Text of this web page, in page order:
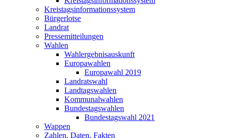
Kreistagsinformationssystem
Bürgerlotse
Landrat
Pressemitteilungen
Wahlen
Wahlergebnisauskunft
Europawahlen
Europawahl 2019
Landratswahl
Landtagswahlen
Kommunalwahlen
Bundestagswahlen
Bundestagswahl 2021
Wappen
Zahlen, Daten, Fakten